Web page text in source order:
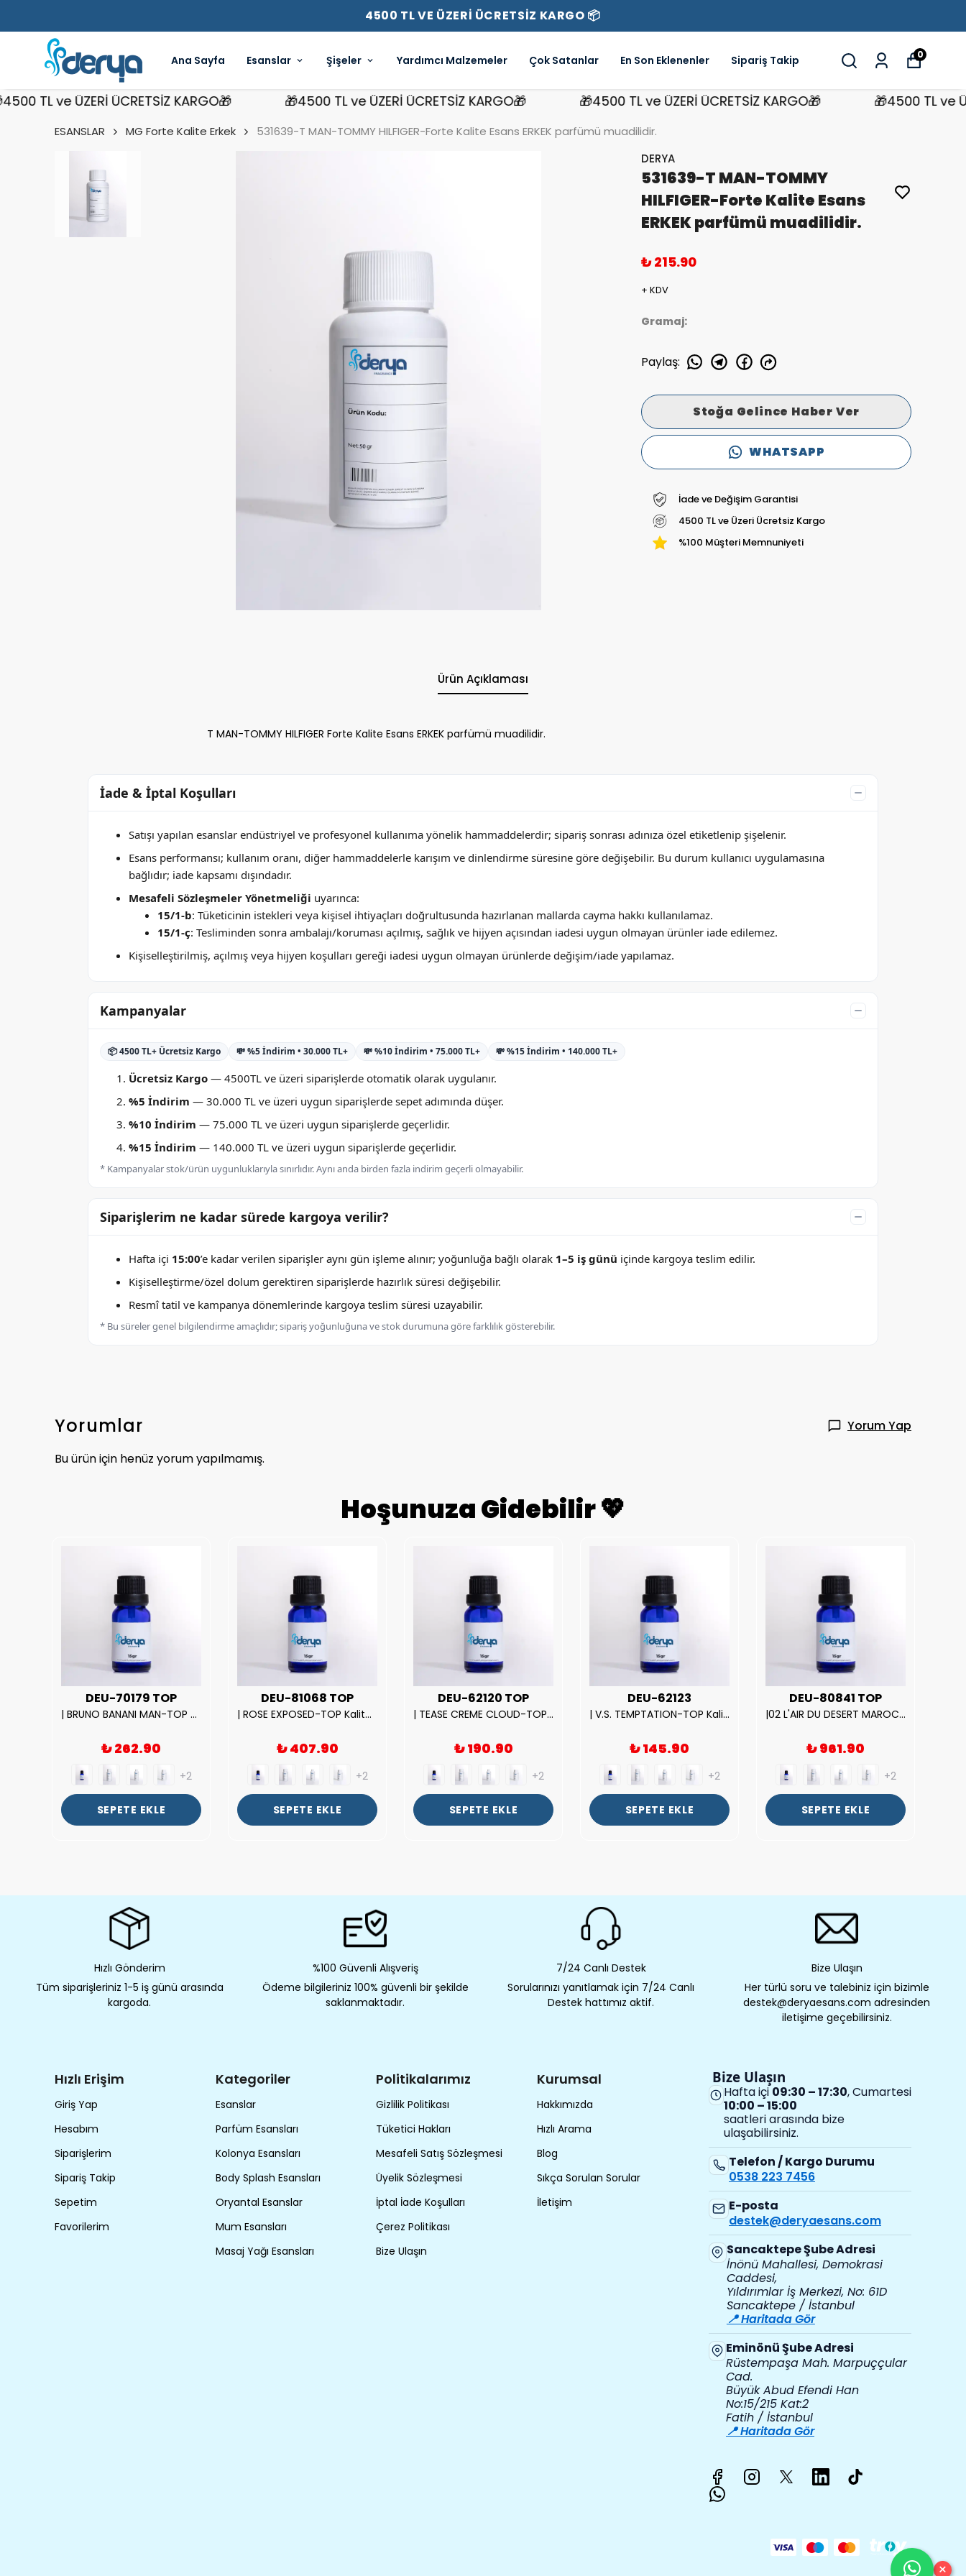
4500 TL VE ÜZERİ ÜCRETSİZ KARGO 📦
Ana Sayfa Esanslar Şişeler Yardımcı Malzemeler Çok Satanlar En Son Eklenenler Sipariş Takip 0
ve ÜZERİ ÜCRETSİZ KARGO🎁 🎁4500 TL ve ÜZERİ ÜCRETSİZ KARGO🎁 🎁4500 TL ve ÜZERİ ÜCRETSİZ KARGO🎁 🎁4500 TL ve
ESANSLAR MG Forte Kalite Erkek
531639-T MAN-TOMMY HILFIGER-Forte Kalite Esans ERKEK parfümü muadilidir.
DERYA
531639-T MAN-TOMMY
HILFIGER-Forte Kalite Esans
ERKEK parfümü muadilidir.
₺ 215.90
+ KDV
Gramaj:
Paylaş:
Stoğa Gelince Haber Ver
WHATSAPP
İade ve Değişim Garantisi
4500 TL ve Üzeri Ücretsiz Kargo
%100 Müşteri Memnuniyeti
Ürün Açıklaması
T MAN-TOMMY HILFIGER Forte Kalite Esans ERKEK parfümü muadilidir.
İade & İptal Koşulları
Satışı yapılan esanslar endüstriyel ve profesyonel kullanıma yönelik hammaddelerdir; sipariş sonrası adınıza özel etiketlenip şişelenir.
Esans performansı; kullanım oranı, diğer hammaddelerle karışım ve dinlendirme süresine göre değişebilir. Bu durum kullanıcı uygulamasına
bağlıdır; iade kapsamı dışındadır.
Mesafeli Sözleşmeler Yönetmeliği uyarınca:
15/1-b: Tüketicinin istekleri veya kişisel ihtiyaçları doğrultusunda hazırlanan mallarda cayma hakkı kullanılamaz.
15/1-ç: Tesliminden sonra ambalajı/koruması açılmış, sağlık ve hijyen açısından iadesi uygun olmayan ürünler iade edilemez.
Kişiselleştirilmiş, açılmış veya hijyen koşulları gereği iadesi uygun olmayan ürünlerde değişim/iade yapılamaz.
Kampanyalar
📦 4500 TL+ Ücretsiz Kargo 💸 %5 İndirim • 30.000 TL+ 💸 %10 İndirim • 75.000 TL+ 💸 %15 İndirim • 140.000 TL+
Ücretsiz Kargo — 4500TL ve üzeri siparişlerde otomatik olarak uygulanır.
%5 İndirim — 30.000 TL ve üzeri uygun siparişlerde sepet adımında düşer.
%10 İndirim — 75.000 TL ve üzeri uygun siparişlerde geçerlidir.
%15 İndirim — 140.000 TL ve üzeri uygun siparişlerde geçerlidir.
* Kampanyalar stok/ürün uygunluklarıyla sınırlıdır. Aynı anda birden fazla indirim geçerli olmayabilir.
Siparişlerim ne kadar sürede kargoya verilir?
Hafta içi 15:00’e kadar verilen siparişler aynı gün işleme alınır; yoğunluğa bağlı olarak 1–5 iş günü içinde kargoya teslim edilir.
Kişiselleştirme/özel dolum gerektiren siparişlerde hazırlık süresi değişebilir.
Resmî tatil ve kampanya dönemlerinde kargoya teslim süresi uzayabilir.
* Bu süreler genel bilgilendirme amaçlıdır; sipariş yoğunluğuna ve stok durumuna göre farklılık gösterebilir.
Yorumlar
Yorum Yap
Bu ürün için henüz yorum yapılmamış.
Hoşunuza Gidebilir 💖
DEU-70179 TOP
| BRUNO BANANI MAN-TOP Kalite Erkek Parfüm Esansı.|
₺ 262.90
+2
SEPETE EKLE
DEU-81068 TOP
| ROSE EXPOSED-TOP Kalite Unısex Parfüm Esansı.|
₺ 407.90
+2
SEPETE EKLE
DEU-62120 TOP
| TEASE CREME CLOUD-TOP Kalite Kadın Parfüm Esansı.|
₺ 190.90
+2
SEPETE EKLE
DEU-62123
| V.S. TEMPTATION-TOP Kalite Kadın Parfüm Esansı.|
₺ 145.90
+2
SEPETE EKLE
DEU-80841 TOP
|02 L'AIR DU DESERT MAROCAIN-TOP Kalite Unısex Parfüm Esansı.|
₺ 961.90
+2
SEPETE EKLE
Hızlı Gönderim
Tüm siparişleriniz 1-5 iş günü arasında
kargoda.
%100 Güvenli Alışveriş
Ödeme bilgileriniz 100% güvenli bir şekilde
saklanmaktadır.
7/24 Canlı Destek
Sorularınızı yanıtlamak için 7/24 Canlı
Destek hattımız aktif.
Bize Ulaşın
Her türlü soru ve talebiniz için bizimle
destek@deryaesans.com adresinden
iletişime geçebilirsiniz.
Hızlı Erişim
Giriş Yap
Hesabım
Siparişlerim
Sipariş Takip
Sepetim
Favorilerim
Kategoriler
Esanslar
Parfüm Esansları
Kolonya Esansları
Body Splash Esansları
Oryantal Esanslar
Mum Esansları
Masaj Yağı Esansları
Politikalarımız
Gizlilik Politikası
Tüketici Hakları
Mesafeli Satış Sözleşmesi
Üyelik Sözleşmesi
İptal İade Koşulları
Çerez Politikası
Bize Ulaşın
Kurumsal
Hakkımızda
Hızlı Arama
Blog
Sıkça Sorulan Sorular
İletişim
Bize Ulaşın
Hafta içi 09:30 – 17:30, Cumartesi
10:00 – 15:00
saatleri arasında bize
ulaşabilirsiniz.
Telefon / Kargo Durumu
0538 223 7456
E-posta
destek@deryaesans.com
Sancaktepe Şube Adresi
İnönü Mahallesi, Demokrasi
Caddesi,
Yıldırımlar İş Merkezi, No: 61D
Sancaktepe / İstanbul
📍 Haritada Gör
Eminönü Şube Adresi
Rüstempaşa Mah. Marpuççular
Cad.
Büyük Abud Efendi Han
No:15/215 Kat:2
Fatih / İstanbul
📍 Haritada Gör
×